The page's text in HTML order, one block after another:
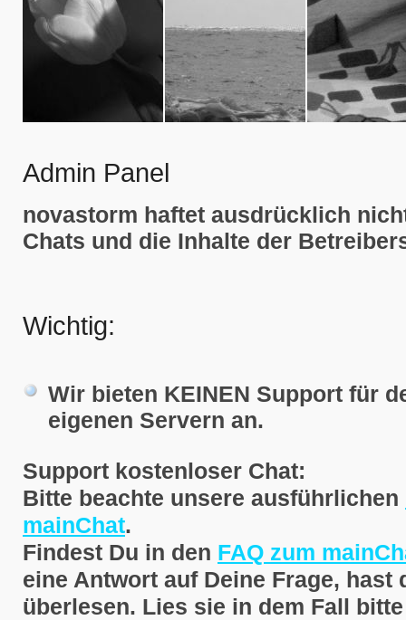
Admin Panel
novastorm haftet ausdrücklich
Chats und die Inhalte der
Wichtig:
Wir bieten KEINEN Support für
eigenen Servern an.
Support kostenloser Chat:
Bitte beachte unsere ausführlichen
mainChat.
Findest Du in den FAQ zum
eine Antwort auf Deine Frage, hast
überlesen. Lies sie in dem Fall